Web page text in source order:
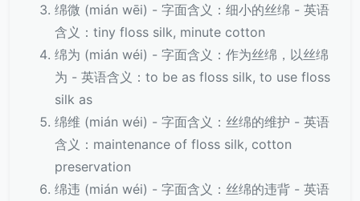
绵微 (mián wēi) - 字面含义：细小的丝绵 - 英语
含义：tiny floss silk, minute cotton
绵为 (mián wéi) - 字面含义：作为丝绵，以丝绵
为 - 英语含义：to be as floss silk, to use floss
silk as
绵维 (mián wéi) - 字面含义：丝绵的维护 - 英语
含义：maintenance of floss silk, cotton
preservation
绵违 (mián wéi) - 字面含义：丝绵的违背 - 英语